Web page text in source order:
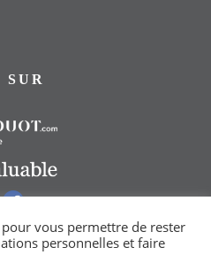
SUR
Vers notre groupe Facebook
vous permettre de rester
personnelles et faire